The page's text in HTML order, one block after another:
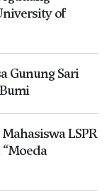
of
Gunung Sari
LSPR